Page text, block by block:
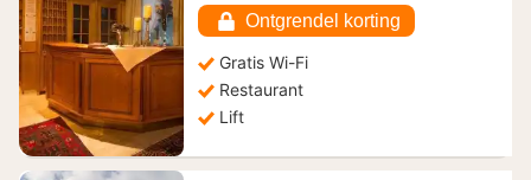
€
Ontgrendel korting
Gratis Wi-Fi
Restaurant
Lift